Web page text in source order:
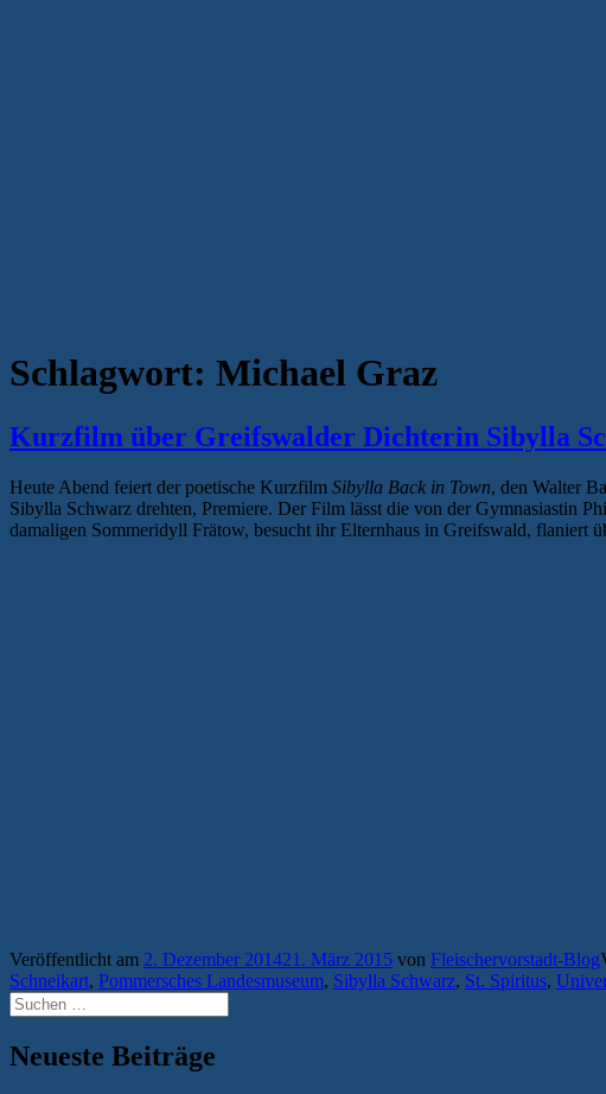
Schlagwort: Michael Graz
Kurzfilm über Greifswalder Dichterin Sibylla
Heute Abend feiert der poetische Kurzfilm Sibylla Back in Town, den Walter
Sibylla Schwarz drehten, Premiere. Der Film lässt die von der Gymnasiastin
damaligen Sommeridyll Frätow, besucht ihr Elternhaus in Greifswald, flaniert
Veröffentlicht am 2. Dezember 201421. März 2015 von Fleischervorstadt-Blog
Schneikart, Pommersches Landesmuseum, Sibylla Schwarz, St. Spiritus,
Suchen
nach:
Neueste Beiträge